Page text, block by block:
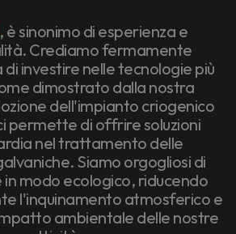
, è sinonimo di esperienza e
Crediamo fermamente
investire nelle tecnologie più
dimostrato dalla nostra
dell'impianto criogenico
permette di offrire soluzioni
nel trattamento delle
Siamo orgogliosi di
modo ecologico, riducendo
l'inquinamento atmosferico e
ambientale delle nostre